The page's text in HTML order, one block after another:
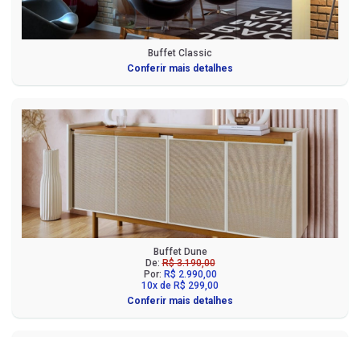
Buffet Classic
Conferir mais detalhes
Buffet Dune
De:R$ 3.190,00
Por: R$ 2.990,00
10x de R$ 299,00
Conferir mais detalhes